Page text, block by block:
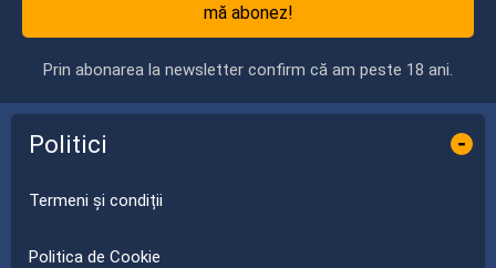
mă abonez!
Prin abonarea la newsletter confirm că am peste 18 ani.
Politici -
Termeni și condiții
Politica de Cookie